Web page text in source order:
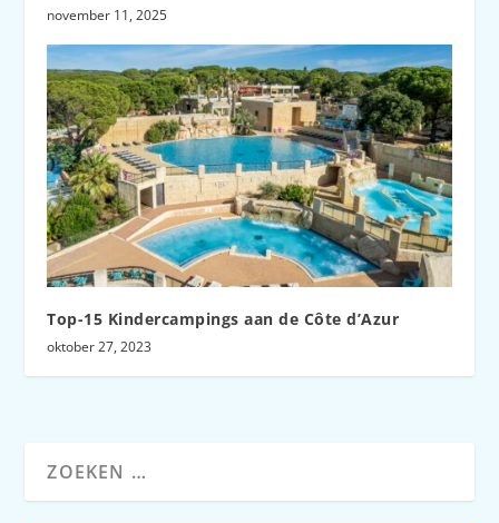
november 11, 2025
Top-15 Kindercampings aan de Côte d’Azur
oktober 27, 2023